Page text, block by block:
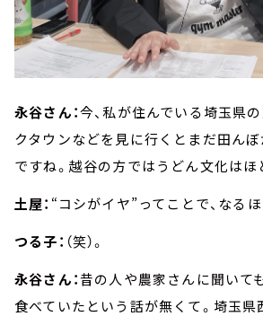
永谷さん：今、私が住んでいる埼玉県
クタウンなどを見に行くとまだ田ん
ですね。越谷の方ではうどん文化はほ
土屋： “コシがイヤ”ってことで、なるほ
つる子： （笑）。
永谷さん：昔の人や農家さんに聞いて
食べていたという話が無くて。埼玉県